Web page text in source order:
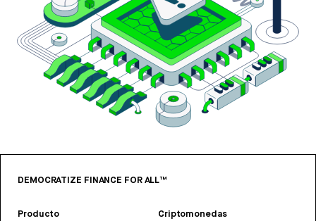
DEMOCRATIZE FINANCE FOR ALL™
Producto Criptomonedas